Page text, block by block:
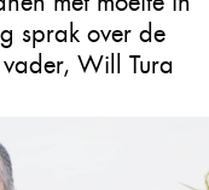
sprak over de
Will Tura